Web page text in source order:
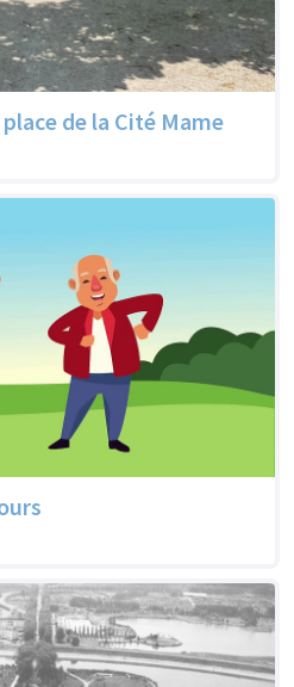
de la Cité Mame